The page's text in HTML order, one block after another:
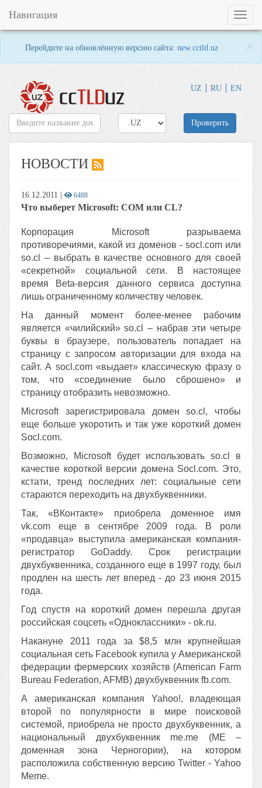
Перейдите на обновлённую версию сайта: new.cctld.uz ×
UZ RU EN
Toggle
Навигация
Проверить
НОВОСТИ
16.12.2011 6488
Что выберет Microsoft: COM или CL?
Корпорация Microsoft разрываема
противоречиями, какой из доменов - socl.com или
so.cl – выбрать в качестве основного для своей
«секретной» социальной сети. В настоящее
время Beta-версия данного сервиса доступна
лишь ограниченному количеству человек.
На данный момент более-менее рабочим
является «чилийский» so.cl – набрав эти четыре
буквы в браузере, пользователь попадает на
страницу с запросом авторизации для входа на
сайт. А socl.com «выдает» классическую фразу о
том, что «соединение было сброшено» и
страницу отобразить невозможно.
Microsoft зарегистрировала домен so.cl, чтобы
еще больше укоротить и так уже короткий домен
Socl.com.
Возможно, Microsoft будет использовать so.cl в
качестве короткой версии домена Socl.com. Это,
кстати, тренд последних лет: социальные сети
стараются переходить на двухбуквенники.
Так, «ВКонтакте» приобрела доменное имя
vk.com еще в сентябре 2009 года. В роли
«продавца» выступила американская компания-
регистратор GoDaddy. Срок регистрации
двухбуквенника, созданного еще в 1997 году, был
продлен на шесть лет вперед - до 23 июня 2015
года.
Год спустя на короткий домен перешла другая
российская соцсеть «Одноклассники» - ok.ru.
Накануне 2011 года за $8,5 млн крупнейшая
социальная сеть Facebook купила у Американской
федерации фермерских хозяйств (American Farm
Bureau Federation, AFMB) двухбуквенник fb.com.
А американская компания Yahoo!, владеющая
второй по популярности в мире поисковой
системой, приобрела не просто двухбуквенник, а
национальный двухбуквенник me.me (МЕ –
доменная зона Черногории), на котором
расположила собственную версию Twitter - Yahoo
Meme.